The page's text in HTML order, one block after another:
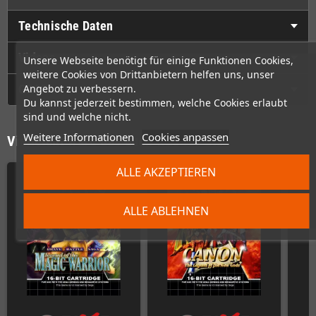
Unsere Webseite benötigt für einige Funktionen Cookies,
weitere Cookies von Drittanbietern helfen uns, unser
Angebot zu verbessern.
Du kannst jederzeit bestimmen, welche Cookies erlaubt
sind und welche nicht.
Weitere Informationen Cookies anpassen
ALLE ABLEHNEN
ALLE AKZEPTIEREN
Technische Daten
Videos
GPSR
Vielleicht wäre das auch was für Dich